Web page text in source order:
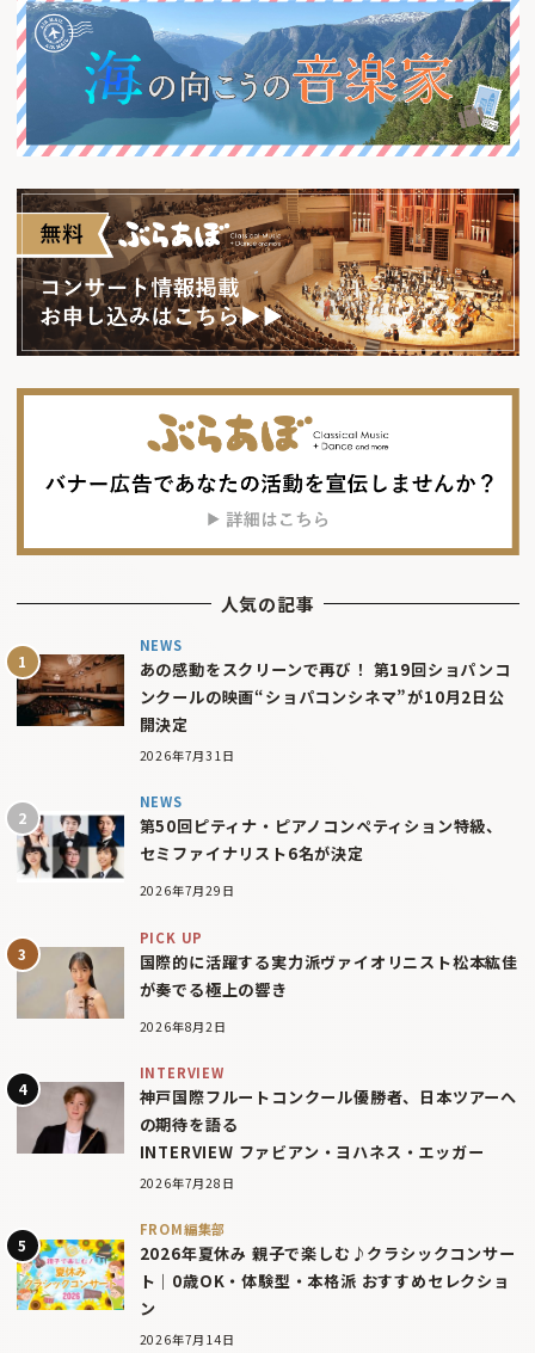
人気の記事
NEWS
あの感動をスクリーンで再び！ 第19回ショパンコ
ンクールの映画“ショパコンシネマ”が10月2日公
開決定
2026年7月31日
NEWS
第50回ピティナ・ピアノコンペティション特級、
セミファイナリスト6名が決定
2026年7月29日
PICK UP
国際的に活躍する実力派ヴァイオリニスト松本紘佳
が奏でる極上の響き
2026年8月2日
INTERVIEW
神戸国際フルートコンクール優勝者、日本ツアーへ
の期待を語る
INTERVIEW ファビアン・ヨハネス・エッガー
2026年7月28日
FROM編集部
2026年夏休み 親子で楽しむ♪クラシックコンサー
ト｜0歳OK・体験型・本格派 おすすめセレクショ
ン
2026年7月14日